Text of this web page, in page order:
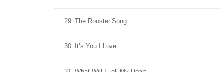
29 The Rooster Song
30 It’s You I Love